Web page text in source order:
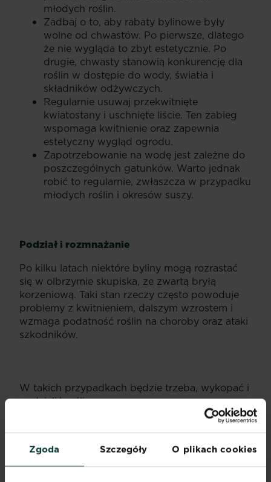
Zgoda Szczegóły O plikach cookies
młodych roślin.
Zadbaj o to, aby rabaty bylinowe były
wolne od chwastów. Po pierwsze, dlatego
że nie wygląda to zbyt estetycznie. Po
drugie, chwasty stanowią konkurencję dla
roślin w dostępie do wody, światła i
składników odżywczych.
Regularnie usuwaj przekwitnięte
kwiatostany i uschnięte liście. Ten zabieg
wspomaga kwitnienie oraz zapewnia
estetyczny wygląd ogrodu.
Zapotrzebowanie na wodę jest zależne do
poszczególnych gatunków. Warto jednak
robić to regularnie, zwłaszcza w przypadku
młodych roślin i okresów suszy.
Podział i rozmnażanie
Po kilku latach niektóre byliny mogą rozrastać
się w olbrzymie skupiska, ze zwartą bryłą
korzeniową. Taki stan rzeczy często powoduje
problemy z kwitnieniem, dalszym wzrostem i
wzmaga podatność roślin na choroby oraz ataki
szkodników.
W takich przypadkach będzie trzeba, wykopać i
podzielić roślinę.
Podziału najlepiej dokonać między późną
jesienią a wczesna wiosną.
Należy wykopać kępę i podzielić korzenie
ręcznie lub za pomocą wideł na osobne